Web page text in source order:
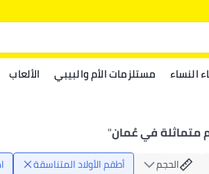
النساء مستلزمات الأم والبيبي الألعاب
متماثلة في عُمان"
الحجم أطقم الأولاد المتناسقة